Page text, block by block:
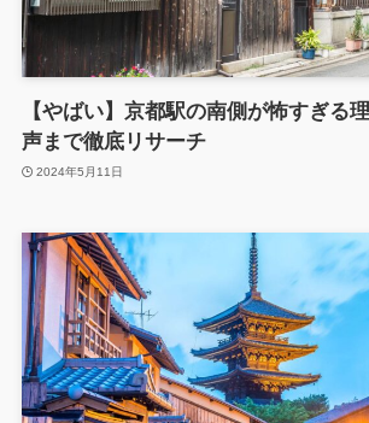
【やばい】京都駅の南側が怖すぎる
声まで徹底リサーチ
2024年5月11日